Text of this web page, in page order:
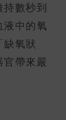
持數秒到
中的氧
缺氧狀
帶來嚴